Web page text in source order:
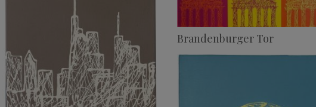
Brandenburger Tor